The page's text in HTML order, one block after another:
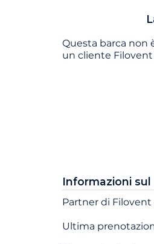
Questa barca non
un cliente Filovent
Informazioni
Partner di Filovent
Ultima